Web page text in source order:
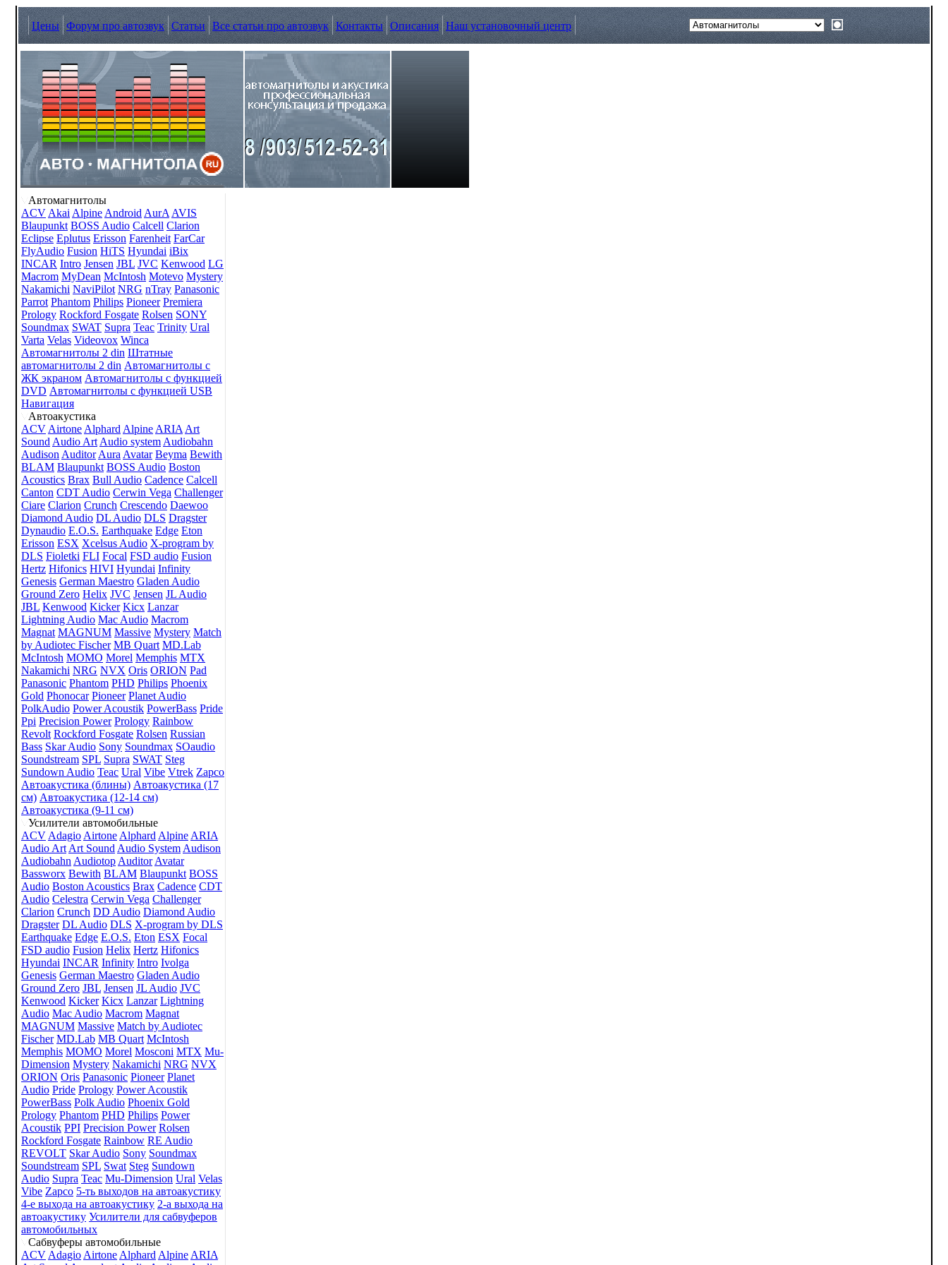
Цены Форум про автозвук Статьи Все статьи про автозвук Контакты Описания Наш установочный центр
Автомагнитолы
ACV Akai Alpine Android AurA AVIS
Blaupunkt BOSS Audio Calcell Clarion
Eclipse Eplutus Erisson Farenheit FarCar
FlyAudio Fusion HiTS Hyundai iBix
INCAR Intro Jensen JBL JVC Kenwood LG
Macrom MyDean McIntosh Motevo Mystery
Nakamichi NaviPilot NRG nTray Panasonic
Parrot Phantom Philips Pioneer Premiera
Prology Rockford Fosgate Rolsen SONY
Soundmax SWAT Supra Teac Trinity Ural
Varta Velas Videovox Winca
Автомагнитолы 2 din Штатные
автомагнитолы 2 din Автомагнитолы с
ЖК экраном Автомагнитолы с функцией
DVD Автомагнитолы с функцией USB
Навигация
Автоакустика
ACV Airtone Alphard Alpine ARIA Art
Sound Audio Art Audio system Audiobahn
Audison Auditor Aura Avatar Beyma Bewith
BLAM Blaupunkt BOSS Audio Boston
Acoustics Brax Bull Audio Cadence Calcell
Canton CDT Audio Cerwin Vega Challenger
Ciare Clarion Crunch Crescendo Daewoo
Diamond Audio DL Audio DLS Dragster
Dynaudio E.O.S. Earthquake Edge Eton
Erisson ESX Xcelsus Audio X-program by
DLS Fioletki FLI Focal FSD audio Fusion
Hertz Hifonics HIVI Hyundai Infinity
Genesis German Maestro Gladen Audio
Ground Zero Helix JVC Jensen JL Audio
JBL Kenwood Kicker Kicx Lanzar
Lightning Audio Mac Audio Macrom
Magnat MAGNUM Massive Mystery Match
by Audiotec Fischer MB Quart MD.Lab
McIntosh MOMO Morel Memphis MTX
Nakamichi NRG NVX Oris ORION Pad
Panasonic Phantom PHD Philips Phoenix
Gold Phonocar Pioneer Planet Audio
PolkAudio Power Acoustik PowerBass Pride
Ppi Precision Power Prology Rainbow
Revolt Rockford Fosgate Rolsen Russian
Bass Skar Audio Sony Soundmax SOaudio
Soundstream SPL Supra SWAT Steg
Sundown Audio Teac Ural Vibe Vtrek Zapco
Автоакустика (блины) Автоакустика (17
см) Автоакустика (12-14 см)
Автоакустика (9-11 см)
Усилители автомобильные
ACV Adagio Airtone Alphard Alpine ARIA
Audio Art Art Sound Audio System Audison
Audiobahn Audiotop Auditor Avatar
Bassworx Bewith BLAM Blaupunkt BOSS
Audio Boston Acoustics Brax Cadence CDT
Audio Celestra Cerwin Vega Challenger
Clarion Crunch DD Audio Diamond Audio
Dragster DL Audio DLS X-program by DLS
Earthquake Edge E.O.S. Eton ESX Focal
FSD audio Fusion Helix Hertz Hifonics
Hyundai INCAR Infinity Intro Ivolga
Genesis German Maestro Gladen Audio
Ground Zero JBL Jensen JL Audio JVC
Kenwood Kicker Kicx Lanzar Lightning
Audio Mac Audio Macrom Magnat
MAGNUM Massive Match by Audiotec
Fischer MD.Lab MB Quart McIntosh
Memphis MOMO Morel Mosconi MTX Mu-
Dimension Mystery Nakamichi NRG NVX
ORION Oris Panasonic Pioneer Planet
Audio Pride Prology Power Acoustik
PowerBass Polk Audio Phoenix Gold
Prology Phantom PHD Philips Power
Acoustik PPI Precision Power Rolsen
Rockford Fosgate Rainbow RE Audio
REVOLT Skar Audio Sony Soundmax
Soundstream SPL Swat Steg Sundown
Audio Supra Teac Mu-Dimension Ural Velas
Vibe Zapco 5-ть выходов на автоакустику
4-е выхода на автоакустику 2-а выхода на
автоакустику Усилители для сабвуферов
автомобильных
Сабвуферы автомобильные
ACV Adagio Airtone Alphard Alpine ARIA